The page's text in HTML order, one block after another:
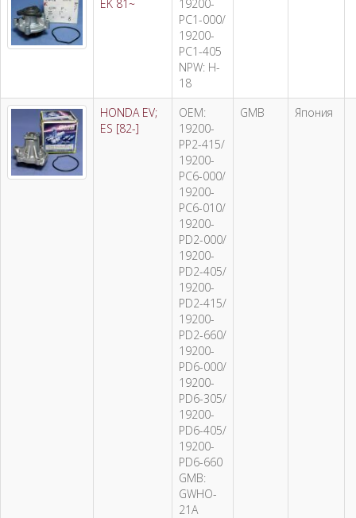
EK 81~
19200-
PC1-000/
19200-
PC1-405
NPW: H-
18
HONDA EV;
ES [82-]
OEM:
19200-
PP2-415/
19200-
PC6-000/
19200-
PC6-010/
19200-
PD2-000/
19200-
PD2-405/
19200-
PD2-415/
19200-
PD2-660/
19200-
PD6-000/
19200-
PD6-305/
19200-
PD6-405/
19200-
PD6-660
GMB:
GWHO-
21A
GMB Япония